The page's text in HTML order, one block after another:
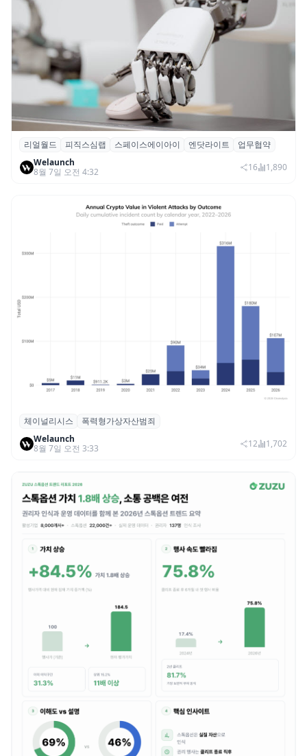
리얼월드, 로봇테크 스타트업 3곳과 손잡고
휴머노이드 표준 만든다
리얼월드 피직스심랩 스페이스에이아이 엔닷라이트
업무협약
Welaunch
8월 7일 오전 4:32
16 1,890
체이널리시스 “가상자산 보유자 대상 폭력
범죄 증가…상반기 탈취액 3000만 달러 돌파
체이널리시스
폭력형가상자산범죄
Welaunch
8월 7일 오전 3:33
12 1,702